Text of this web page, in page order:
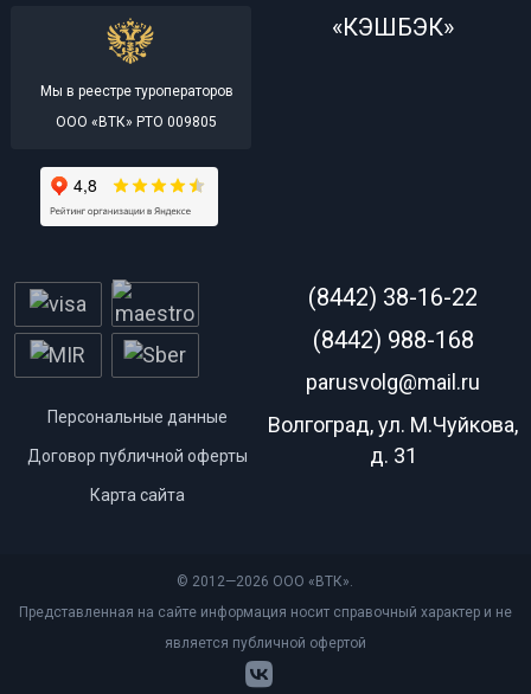
Мы в реестре туроператоров
ООО «ВТК» РТО 009805
«КЭШБЭК»
Персональные данные
Договор публичной оферты
Карта сайта
(8442) 38-16-22
(8442) 988-168
parusvolg@mail.ru
Волгоград, ул. М.Чуйкова,
д. 31
© 2012—2026 ООО «ВТК».
Представленная на сайте информация носит справочный характер и не
является публичной офертой